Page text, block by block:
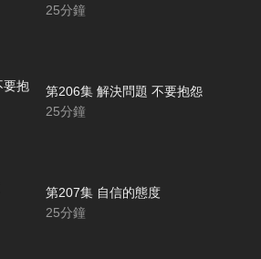
25分鐘
第206集 解決問題 不要抱怨
25分鐘
第207集 自信的態度
25分鐘